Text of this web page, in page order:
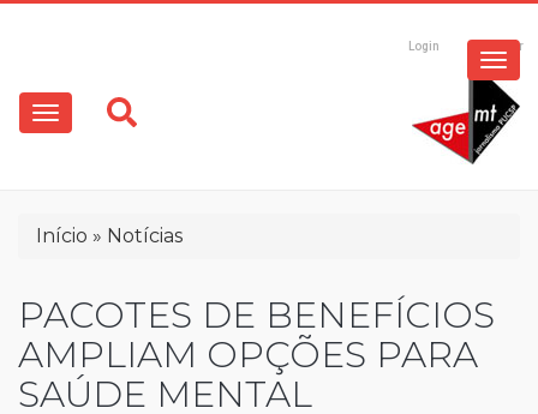
conteúdo
principal
Login Registrar
Main
navigation
Trilha
navegação
Início Notícias
PACOTES DE BENEFÍCIOS
AMPLIAM OPÇÕES PARA
SAÚDE MENTAL